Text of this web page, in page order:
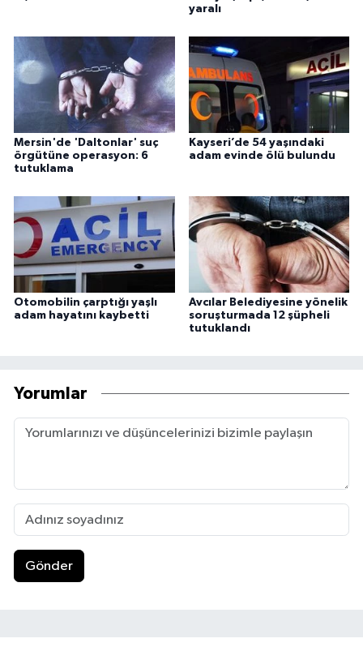
yaralı
Mersin'de 'Daltonlar' suç
örgütüne operasyon: 6
tutuklama
Kayseri’de 54 yaşındaki
adam evinde ölü bulundu
Otomobilin çarptığı yaşlı
adam hayatını kaybetti
Avcılar Belediyesine yönelik
soruşturmada 12 şüpheli
tutuklandı
Yorumlar
Gönder